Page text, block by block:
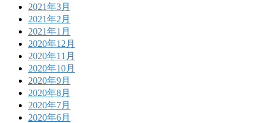
2021年3月
2021年2月
2021年1月
2020年12月
2020年11月
2020年10月
2020年9月
2020年8月
2020年7月
2020年6月